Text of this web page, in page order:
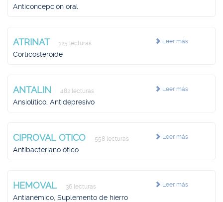
Anticoncepción oral
Leer más
ATRINAT 125 lecturas
Corticosteroide
Leer más
ANTALIN 482 lecturas
Ansiolítico, Antidepresivo
Leer más
CIPROVAL OTICO 558 lecturas
Antibacteriano ótico
Leer más
HEMOVAL 36 lecturas
Antianémico, Suplemento de hierro